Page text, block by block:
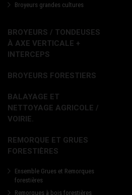
Broyeurs grandes cultures
BROYEURS / TONDEUSES
À AXE VERTICALE +
INTERCEPS
BROYEURS FORESTIERS
BALAYAGE ET
NETTOYAGE AGRICOLE /
VOIRIE.
REMORQUE ET GRUES
FORESTIÈRES
Ensemble Grues et Remorques
forestières
Remorques à bois forestières